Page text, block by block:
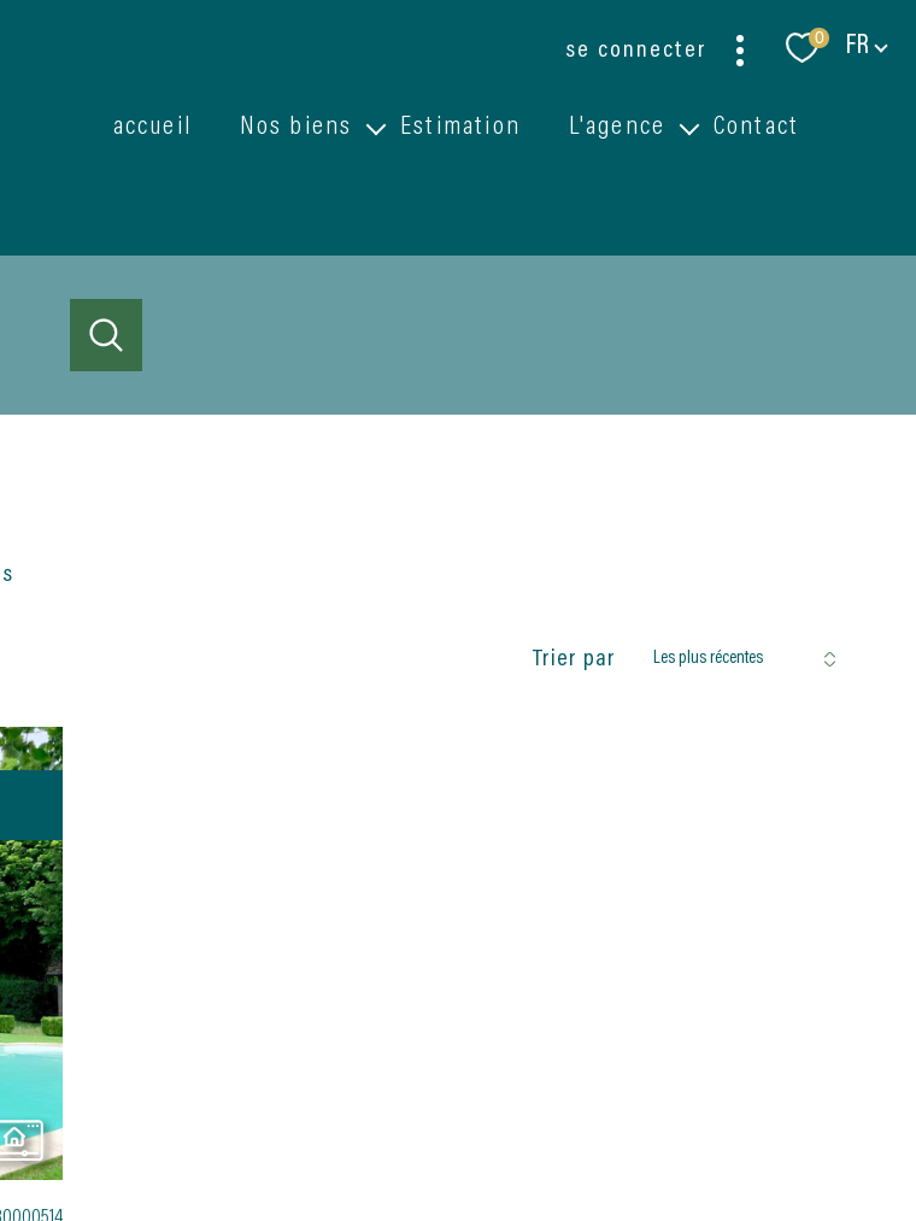
se connecter
0 Langue
FR
accueil Nos biens Estimation L'agence Contact
Trier par Les plus récentes